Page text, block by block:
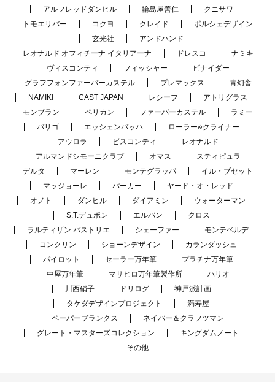
アルフレッドダンヒル
輪島屋善仁
クニサワ
トモエリバー
コクヨ クレイド
ポルシェデザイン
玄光社
アンドハンド
レオナルド オフィチーナ イタリアーナ
ドレスコ
ナミキ
ヴィスコンティ
フィッシャー
ピナイダー
グラフフォンファーバーカステル
プレマックス
青幻舎
NAMIKI
CAST JAPAN レシーフ
アトリグラス
モンブラン
ペリカン ファーバーカステル
ラミー
バリゴ
エッシェンバッハ
ローラー&クライナー
アウロラ
ビスコンティ
レオナルド
アルマンドシモーニクラブ
オマス
スティピュラ
デルタ
マーレン モンテグラッパ
イル・ブセット
マッジョーレ
パーカー
ヤード・オ・レッド
オノト
ダンヒル ダイアミン
ウォーターマン
S.T.デュポン
エルバン
クロス
ラルティザン パストリエ
シェーファー
モンテベルデ
コンクリン
ショーンデザイン
カランダッシュ
パイロット
セーラー万年筆
プラチナ万年筆
中屋万年筆
マサヒロ万年筆製作所
ハリオ
川西硝子
ドリログ
神戸派計画
タケダデザインプロジェクト
満寿屋
ペーパーブランクス
ネイバー＆クラフツマン
グレート・マスターズコレクション
キングダムノート
その他